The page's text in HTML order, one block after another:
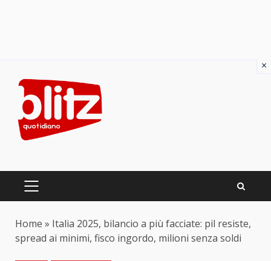
content
PRIMARY
Home » Italia 2025, bilancio a più facciate: pil resiste,
spread ai minimi, fisco ingordo, milioni senza soldi
×